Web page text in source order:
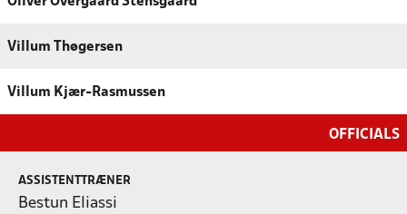
Villum Thøgersen
Villum Kjær-Rasmussen
OFFICIALS
ASSISTENTTRÆNER
Bestun Eliassi